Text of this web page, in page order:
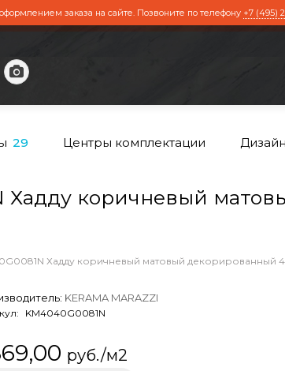
заказа на сайте. Позвоните по телефону +7 (495)
29 Центры комплектации
Хадду коричневый
Хадду коричневый матовый декорированный
KERAMA MARAZZI
KM4040G0081N
руб./м2